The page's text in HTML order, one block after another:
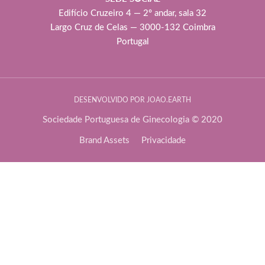
Edifício Cruzeiro 4 — 2º andar, sala 32
Largo Cruz de Celas — 3000-132 Coimbra
Portugal
DESENVOLVIDO POR JOAO.EARTH
Sociedade Portuguesa de Ginecologia © 2020
Brand Assets
Privacidade